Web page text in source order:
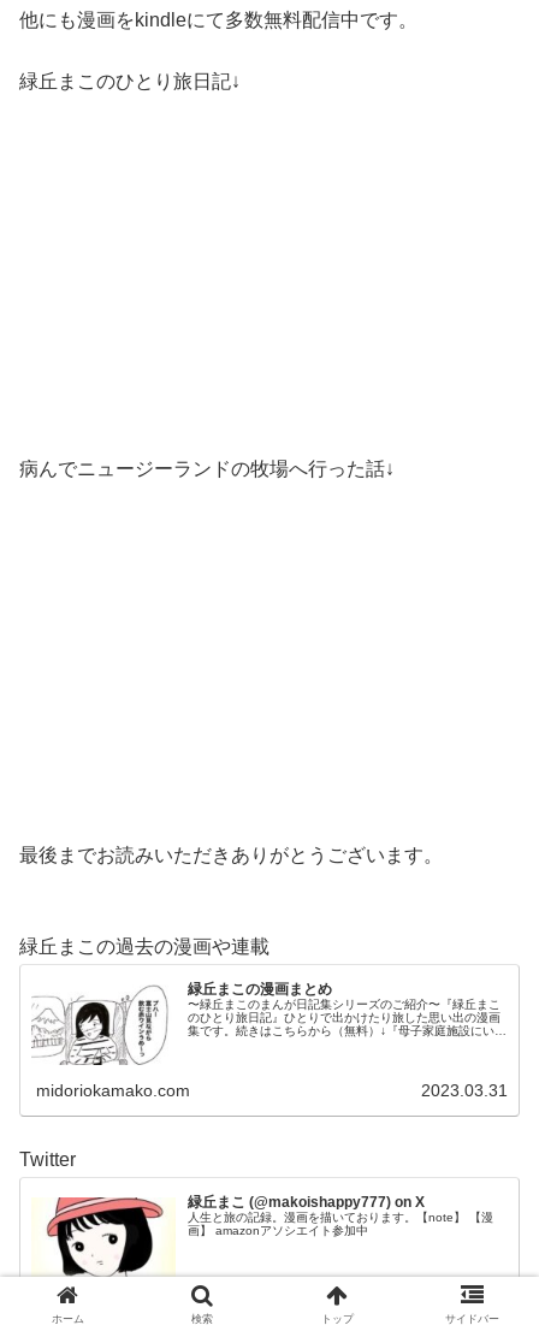
他にも漫画をkindleにて多数無料配信中です。
緑丘まこのひとり旅日記↓
病んでニュージーランドの牧場へ行った話↓
最後までお読みいただきありがとうございます。
緑丘まこの過去の漫画や連載
緑丘まこの漫画まとめ
〜緑丘まこのまんが日記集シリーズのご紹介〜『緑丘まこ
のひとり旅日記』ひとりで出かけたり旅した思い出の漫画
集です。続きはこちらから（無料）↓『母子家庭施設にいた
midoriokamako.com 2023.03.31
Twitter
緑丘まこ (@makoishappy777) on X
人生と旅の記録。漫画を描いております。【note】 【漫
画】 amazonアソシエイト参加中
x.com
ホーム 検索 トップ サイドバー